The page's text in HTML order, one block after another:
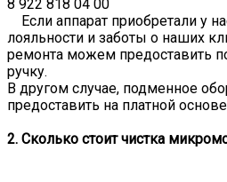
8 922 818 04 00
Если аппарат приобретали у
лояльности и заботы о наших
ремонта можем предоставить
ручку.
В другом случае, подменное
предоставить на платной
2. Сколько стоит чистка